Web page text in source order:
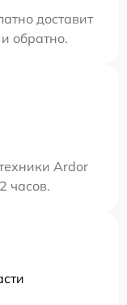
доставит
обратно.
Ardor
часов.